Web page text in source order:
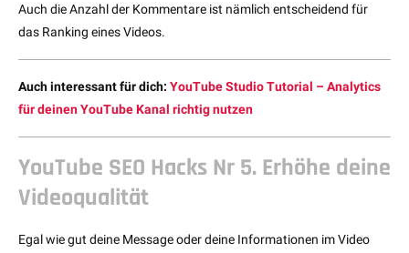
Auch die Anzahl der Kommentare ist nämlich entscheidend für
das Ranking eines Videos.
Auch interessant für dich: YouTube Studio Tutorial – Analytics
für deinen YouTube Kanal richtig nutzen
YouTube SEO Hacks Nr 5. Erhöhe deine
Videoqualität
Egal wie gut deine Message oder deine Informationen im Video